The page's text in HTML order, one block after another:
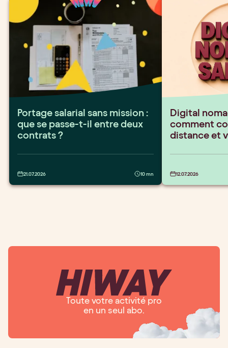
Portage salarial sans mission :
que se passe-t-il entre deux
contrats ?
21.07.2026 10 mn
Digital
comment
distance et
12.07.2026
Toute votre activité pro
en un seul abo.